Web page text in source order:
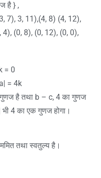
है } ,
7), 3, 11),(4, 8) (4, 12),
(0, 8), (0, 12), (0, 0),
= 0
= 4k
है तथा b – c, 4 का गुणज
4 का एक गुणज होगा।
तथा स्वतुल्य है।